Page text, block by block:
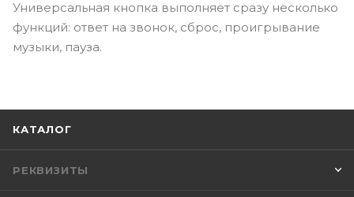
Универсальная кнопка выполняет сразу несколько
функций: ответ на звонок, сброс, проигрывание
музыки, пауза.
КАТАЛОГ
РЕКВИЗИТЫ